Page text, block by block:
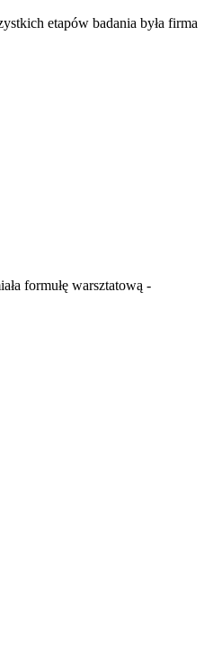
etapów badania była firma
formułę warsztatową -